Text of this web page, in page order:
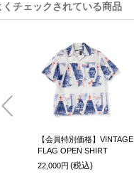
くチェックされている商品
【会員特別価格】VINTAGE
FLAG OPEN SHIRT
22,000円 (税込)